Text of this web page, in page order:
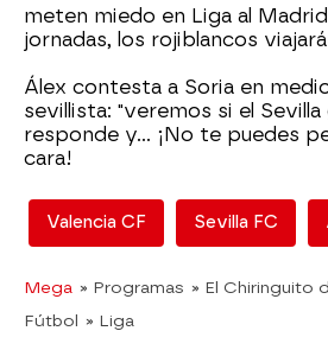
meten miedo en Liga al
jornadas, los rojiblancos
Álex contesta a Soria en
sevillista: "veremos si el Sevilla
responde y... ¡No te puedes
cara!
Valencia CF Sevilla FC
Mega » Programas » El Chiringuito
Fútbol » Liga